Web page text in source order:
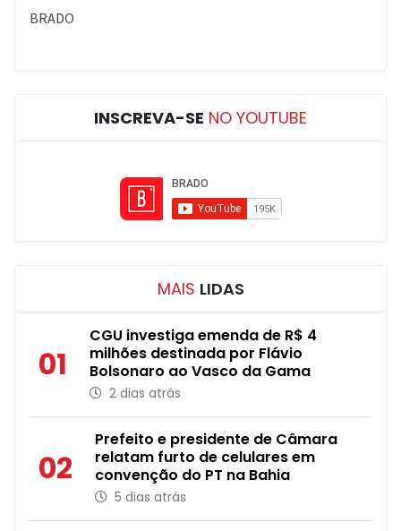
INSCREVA-SE NO YOUTUBE
MAIS LIDAS
01
CGU investiga emenda de R$ 4
milhões destinada por Flávio
Bolsonaro ao Vasco da Gama
2 dias atrás
02
Prefeito e presidente de Câmara
relatam furto de celulares em
convenção do PT na Bahia
5 dias atrás